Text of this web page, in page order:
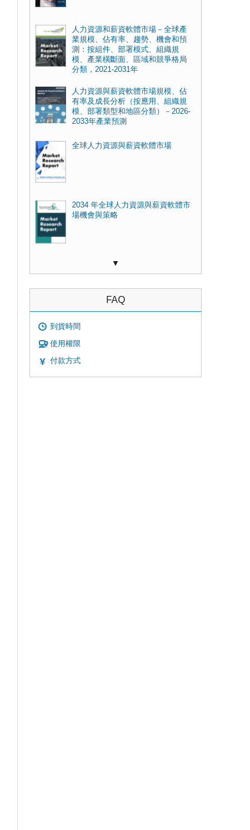
人力資源和薪資軟體市場－全球產
業規模、佔有率、趨勢、機會和預
測：按組件、部署模式、組織規
模、產業橫斷面、區域和競爭格局
分類，2021-2031年
人力資源與薪資軟體市場規模、佔
有率及成長分析（按應用、組織規
模、部署類型和地區分類）－2026-
2033年產業預測
全球人力資源與薪資軟體市場
2034 年全球人力資源與薪資軟體市
場機會與策略
▼
FAQ
到貨時間
使用權限
付款方式